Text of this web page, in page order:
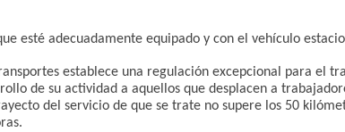
esté adecuadamente equipado y con el vehículo
establece una regulación excepcional para el
de su actividad a aquellos que desplacen a
del servicio de que se trate no supere los 50